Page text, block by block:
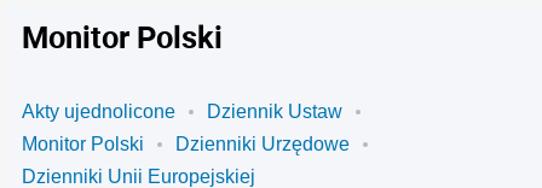
Monitor Polski
Akty ujednolicone
Dziennik Ustaw
Monitor Polski
Dzienniki Urzędowe
Dzienniki Unii Europejskiej